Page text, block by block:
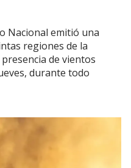
Nacional emitió una
regiones de la
de vientos
durante todo